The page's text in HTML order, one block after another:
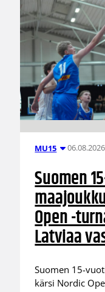
MU15
Suomen
Open -
Latviaa
Suomen 15-
kärsi Nordic